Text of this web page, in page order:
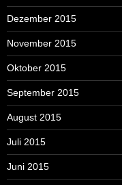
Dezember 2015
November 2015
Oktober 2015
September 2015
August 2015
Juli 2015
Juni 2015